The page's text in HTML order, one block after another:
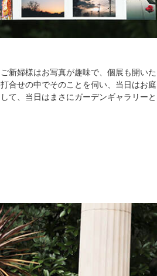
ご新婦様はお写真が趣味で、個展も開いた
打合せの中でそのことを伺い、当日はお
して、当日はまさにガーデンギャラリーと